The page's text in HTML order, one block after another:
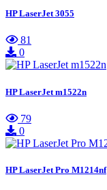
HP LaserJet 3055
81
0
HP LaserJet m1522n
79
0
HP LaserJet Pro M1214nf